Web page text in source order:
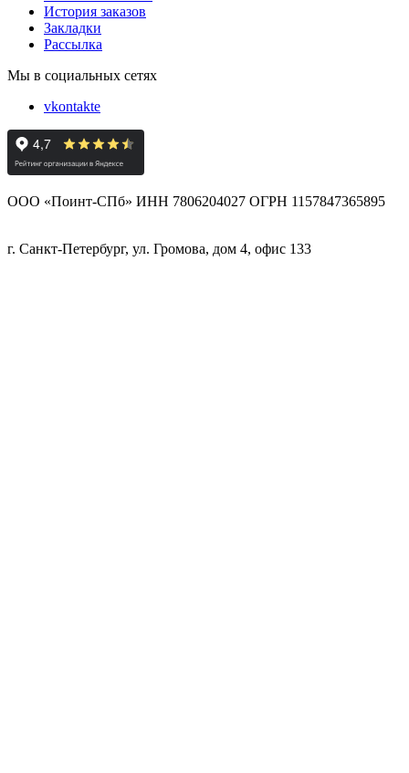
История заказов
Закладки
Рассылка
Мы в социальных сетях
vkontakte
ООО «Поинт-СПб» ИНН 7806204027 ОГРН 1157847365895
г. Санкт-Петербург, ул. Громова, дом 4, офис 133